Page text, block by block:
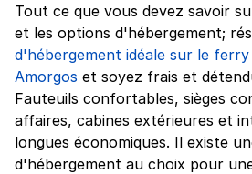
Tout ce que vous devez savoir
et les options d'hébergement;
d'hébergement idéale sur le
Amorgos et soyez frais et
Fauteuils confortables, sièges
affaires, cabines extérieures et
longues économiques. Il existe
d'hébergement au choix pour